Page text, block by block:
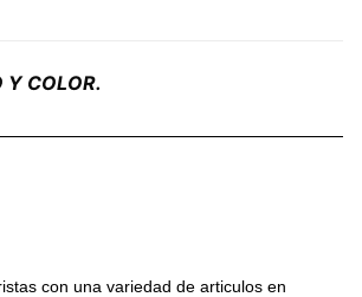
Y COLOR.
con una variedad de articulos en